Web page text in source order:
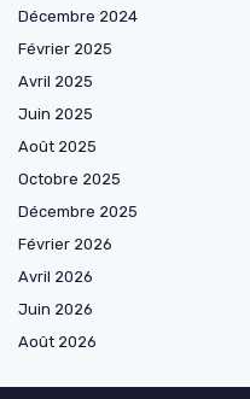
Décembre 2024
Février 2025
Avril 2025
Juin 2025
Août 2025
Octobre 2025
Décembre 2025
Février 2026
Avril 2026
Juin 2026
Août 2026